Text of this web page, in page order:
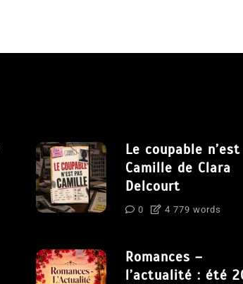
Le coupable
Camille de Clara
Delcourt
0 4 779 words
Romances –
l’actualité : été